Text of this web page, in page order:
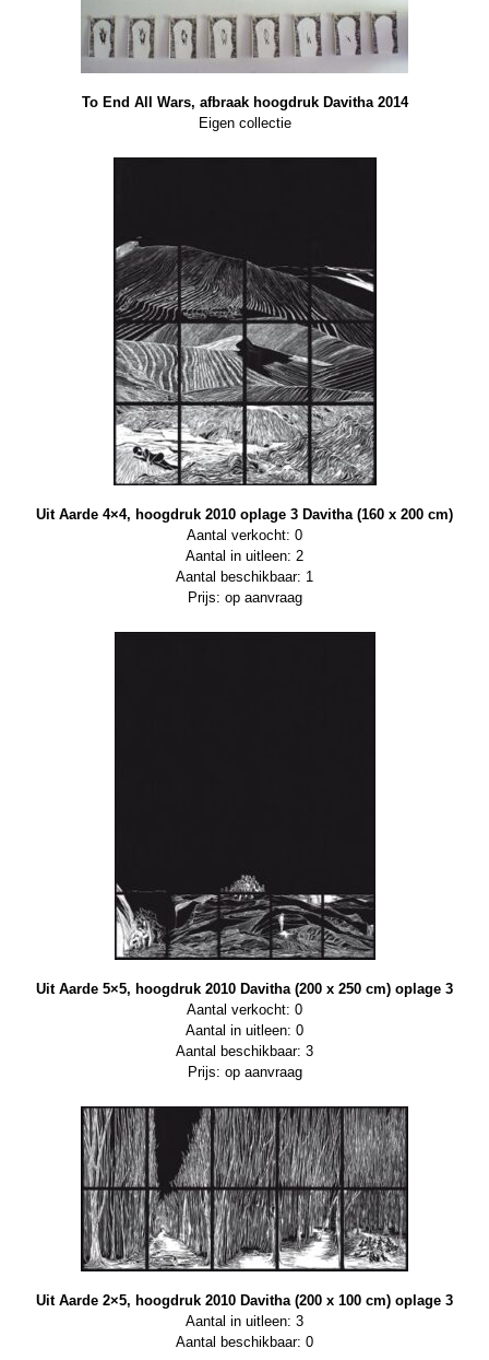
To End All Wars, afbraak hoogdruk Davitha 2014
Eigen collectie
Uit Aarde 4×4, hoogdruk 2010 oplage 3 Davitha (160 x 200 cm)
Aantal verkocht: 0
Aantal in uitleen: 2
Aantal beschikbaar: 1
Prijs: op aanvraag
Uit Aarde 5×5, hoogdruk 2010 Davitha (200 x 250 cm) oplage 3
Aantal verkocht: 0
Aantal in uitleen: 0
Aantal beschikbaar: 3
Prijs: op aanvraag
Uit Aarde 2×5, hoogdruk 2010 Davitha (200 x 100 cm) oplage 3
Aantal in uitleen: 3
Aantal beschikbaar: 0